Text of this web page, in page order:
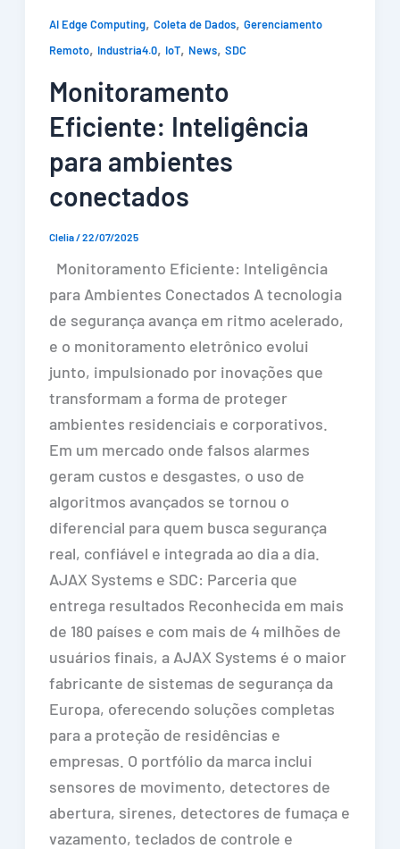
AI Edge Computing, Coleta de Dados, Gerenciamento
Remoto, Industria4.0, IoT, News, SDC
Monitoramento
Eficiente: Inteligência
para ambientes
conectados
Clelia/22/07/2025
Monitoramento Eficiente: Inteligência
para Ambientes Conectados A tecnologia
de segurança avança em ritmo acelerado,
e o monitoramento eletrônico evolui
junto, impulsionado por inovações que
transformam a forma de proteger
ambientes residenciais e corporativos.
Em um mercado onde falsos alarmes
geram custos e desgastes, o uso de
algoritmos avançados se tornou o
diferencial para quem busca segurança
real, confiável e integrada ao dia a dia.
AJAX Systems e SDC: Parceria que
entrega resultados Reconhecida em mais
de 180 países e com mais de 4 milhões de
usuários finais, a AJAX Systems é o maior
fabricante de sistemas de segurança da
Europa, oferecendo soluções completas
para a proteção de residências e
empresas. O portfólio da marca inclui
sensores de movimento, detectores de
abertura, sirenes, detectores de fumaça e
vazamento, teclados de controle e